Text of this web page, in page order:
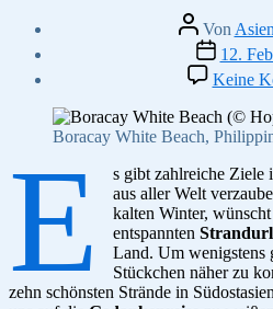
Beitragsautor
Von
12.
Keine
Boracay White Beach,
E s gibt zahlreiche Ziele
aus aller Welt
kalten Winter,
entspannten
Land. Um wenigstens
Stückchen näher zu
zehn schönsten Strände in